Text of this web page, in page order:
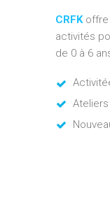
CRFKoffre
activités
de 0 à 6
Ateliers